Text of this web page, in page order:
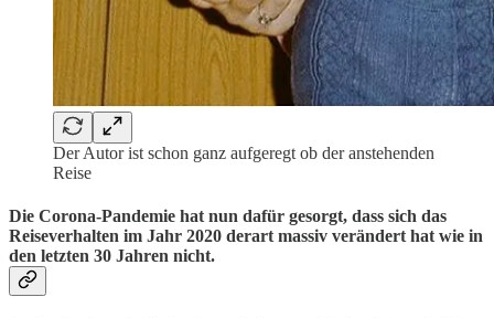
Der Autor ist schon ganz aufgeregt ob der anstehenden
Reise
Die Corona-Pandemie hat nun dafür gesorgt, dass sich das
Reiseverhalten im Jahr 2020 derart massiv verändert hat wie in
den letzten 30 Jahren nicht.